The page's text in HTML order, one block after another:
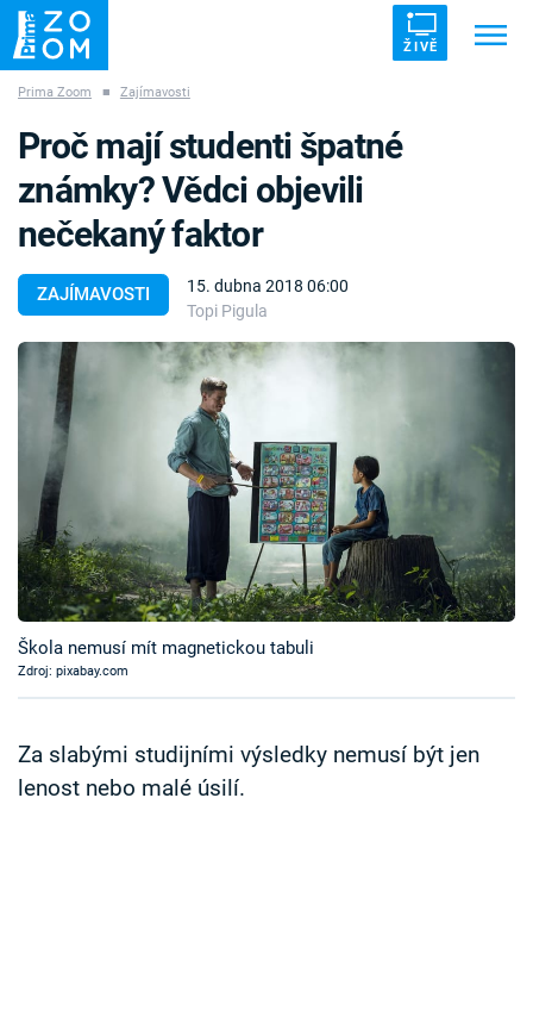
ŽIVĚ
ZÁHADY VETŘELCI DÁVNOVĚKU
Témata
Témata
Pořady
TV Program
Časopis
Sledujte prima+
Sledujte nás
Prima Zoom ■ Zajímavosti
ZAJÍMAVOSTI
15. dubna 2018 06:00
Topi Pigula
Proč mají studenti špatné
známky? Vědci objevili
nečekaný faktor
Škola nemusí mít magnetickou tabuli
Zdroj: pixabay.com
Za slabými studijními výsledky nemusí být jen
lenost nebo malé úsilí.